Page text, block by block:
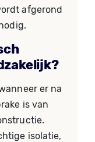
afgerond
er na
is van
isolatie,